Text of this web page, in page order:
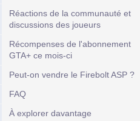
Réactions de la communauté et
discussions des joueurs
Récompenses de l'abonnement
GTA+ ce mois-ci
Peut-on vendre le Firebolt ASP ?
FAQ
À explorer davantage